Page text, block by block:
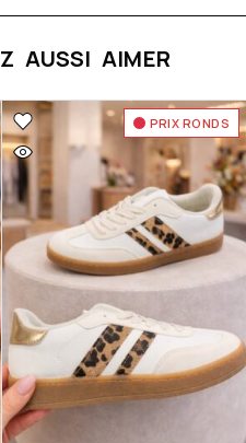
AUSSI AIMER
PRIX RONDS